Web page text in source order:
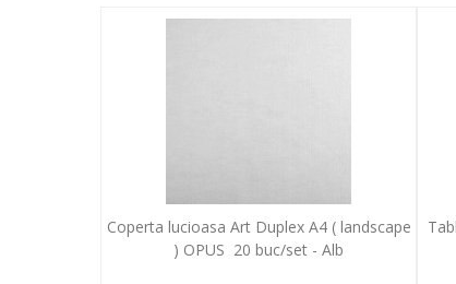
Coperta lucioasa Art Duplex A4 ( landscape
) OPUS 20 buc/set - Alb